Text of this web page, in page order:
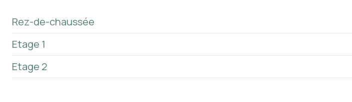
Rez-de-chaussée
salon/sejour
entrée
Etage 1
chambre
Etage 2